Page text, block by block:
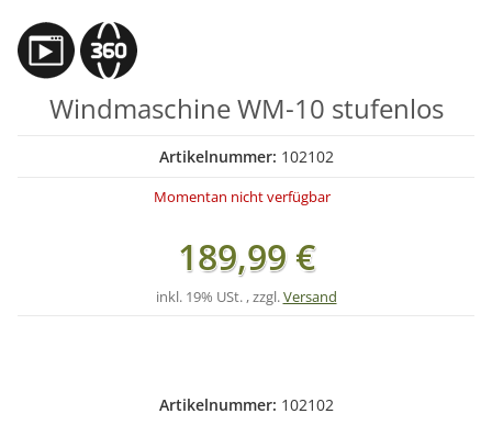
Artikelnummer: 102102
Windmaschine WM-10 stufenlos
Artikelnummer: 102102
Momentan nicht verfügbar
189,99 €
inkl. 19% USt. , zzgl.Versand